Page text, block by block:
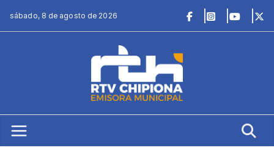
sábado, 8 de agosto de 2026